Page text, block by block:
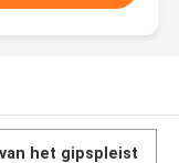
het gipspleist